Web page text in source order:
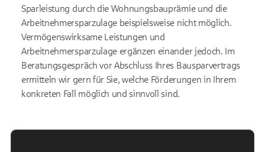
Sparleistung durch die Wohnungsbauprämie und die
Arbeitnehmersparzulage beispielsweise nicht möglich.
Vermögenswirksame Leistungen und
Arbeitnehmersparzulage ergänzen einander jedoch. Im
Beratungsgespräch vor Abschluss Ihres Bausparvertrags
ermitteln wir gern für Sie, welche Förderungen in Ihrem
konkreten Fall möglich und sinnvoll sind.